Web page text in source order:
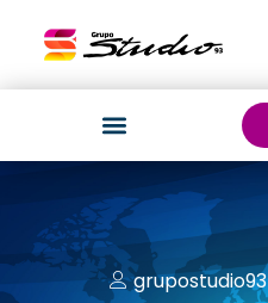
grupostudio93